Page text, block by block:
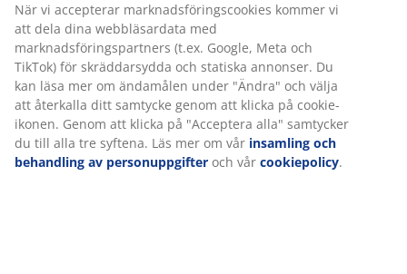
Tips: Om du väljer att låta kläderna fungera som en
rumsavdelare kan du sortera dina kläder efter
färgkombination för att skapa en snyggare och mer
förfinad look.
När vi accepterar marknadsföringscookies kommer vi
att dela dina webbläsardata med
marknadsföringspartners (t.ex. Google, Meta och
TikTok) för skräddarsydda och statiska annonser. Du
kan läsa mer om ändamålen under "Ändra" och välja
att återkalla ditt samtycke genom att klicka på cookie-
ikonen. Genom att klicka på "Acceptera alla" samtycker
du till alla tre syftena. Läs mer om vår insamling och
behandling av personuppgifter och vår cookiepolicy.